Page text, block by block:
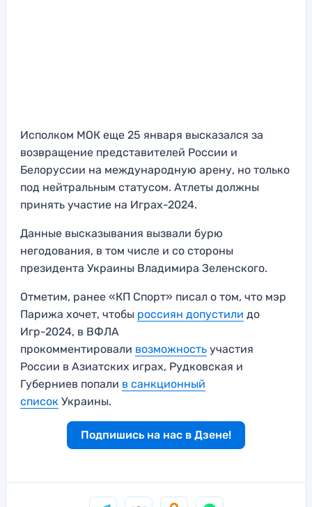
Исполком МОК еще 25 января высказался за
возвращение представителей России и
Белоруссии на международную арену, но только
под нейтральным статусом. Атлеты должны
принять участие на Играх-2024.
Данные высказывания вызвали бурю
негодования, в том числе и со стороны
президента Украины Владимира Зеленского.
Отметим, ранее «КП Спорт» писал о том, что мэр
Парижа хочет, чтобы россиян допустили до
Игр-2024, в ВФЛА
прокомментировали возможность участия
России в Азиатских играх, Рудковская и
Губерниев попали в санкционный
список Украины.
Подпишись на нас в Дзене!